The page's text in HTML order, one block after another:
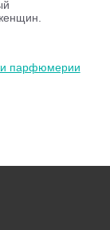
парфюмерии